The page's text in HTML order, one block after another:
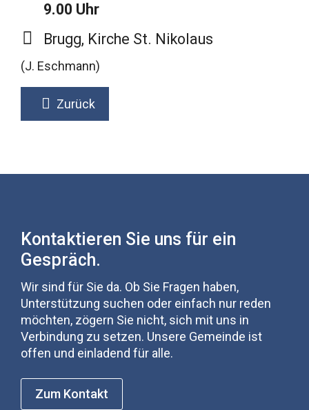
9.00 Uhr
Brugg, Kirche St. Nikolaus
(J. Eschmann)
Zurück
Kontaktieren Sie uns für ein
Gespräch.
Wir sind für Sie da. Ob Sie Fragen haben,
Unterstützung suchen oder einfach nur reden
möchten, zögern Sie nicht, sich mit uns in
Verbindung zu setzen. Unsere Gemeinde ist
offen und einladend für alle.
Zum Kontakt